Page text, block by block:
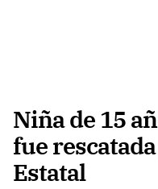
Niña de 15
fue
Estatal